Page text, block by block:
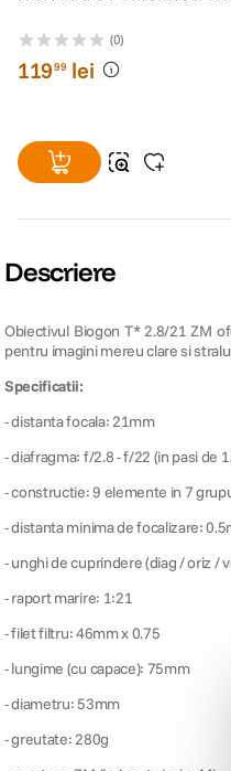
(0)
11999 lei
Descriere
Obiectivul Biogon T* 2.8/21 ZM
pentru imagini mereu clare si
Specificatii:
- distanta focala: 21mm
- diafragma: f/2.8 - f/22 (in pasi de
- constructie: 9 elemente in 7
- distanta minima de focalizare:
- unghi de cuprindere (diag / oriz /
- raport marire: 1:21
- filet filtru: 46mm x 0.75
- lungime (cu capace): 75mm
- diametru: 53mm
- greutate: 280g